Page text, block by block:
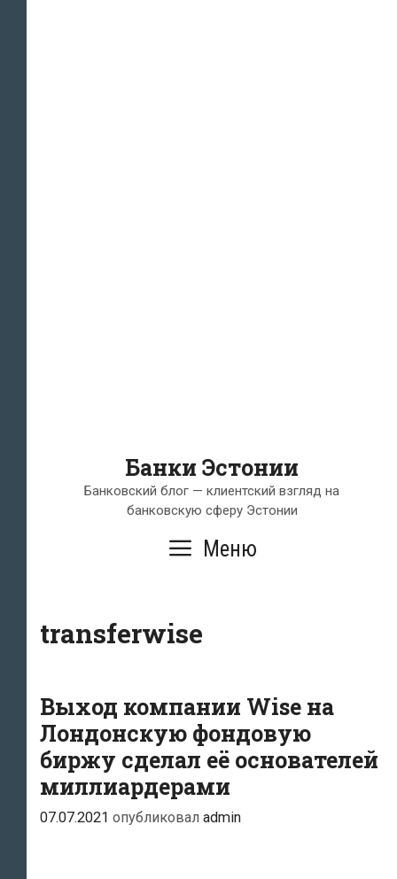
Банки Эстонии
Банковский блог — клиентский взгляд на
банковскую сферу Эстонии
Меню
transferwise
Выход компании Wise на
Лондонскую фондовую
биржу сделал её основателей
миллиардерами
07.07.2021 опубликовал admin